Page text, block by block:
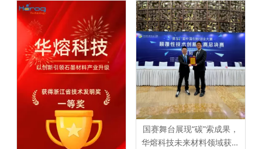
国赛舞台展现“碳”索成果，
华熔科技未来材料领域获认